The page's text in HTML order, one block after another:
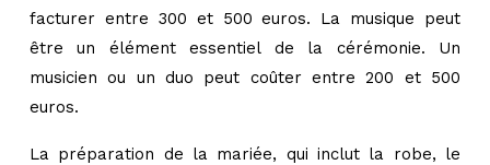
facturer entre 300 et 500 euros. La musique peut
être un élément essentiel de la cérémonie. Un
musicien ou un duo peut coûter entre 200 et 500
euros.
La préparation de la mariée, qui inclut la robe, le